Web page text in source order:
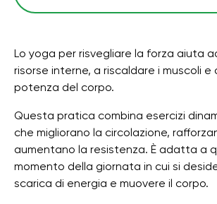
Lo yoga per risvegliare la forza aiuta
risorse interne, a riscaldare i muscoli e
potenza del corpo.
Questa pratica combina esercizi
che migliorano la circolazione,
aumentano la resistenza. È adatta a
momento della giornata in cui si
scarica di energia e muovere il corpo.